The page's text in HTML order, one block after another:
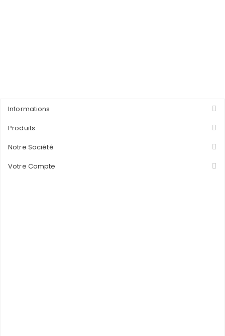
Informations
Produits
Notre Société
Votre Compte